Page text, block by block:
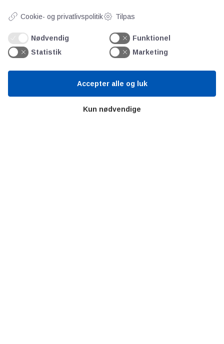
Videncentre
Teknologisk Institut
Bitva
Cookie- og privatlivspolitik Tilpas
Nødvendig
Funktionel
Statistik
Marketing
Kun nødvendige
Accepter alle og luk